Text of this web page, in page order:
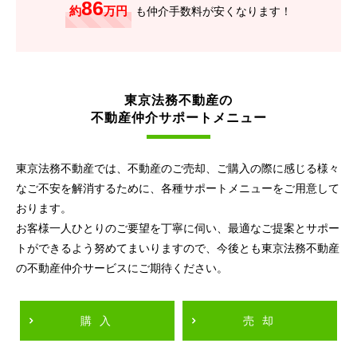
約86万円 も仲介手数料が安くなります！
東京法務不動産の
不動産仲介サポートメニュー
東京法務不動産では、不動産のご売却、ご購入の際に感じる様々
なご不安を解消するために、各種サポートメニューをご用意して
おります。
お客様一人ひとりのご要望を丁寧に伺い、最適なご提案とサポー
トができるよう努めてまいりますので、今後とも東京法務不動産
の不動産仲介サービスにご期待ください。
購入 売却